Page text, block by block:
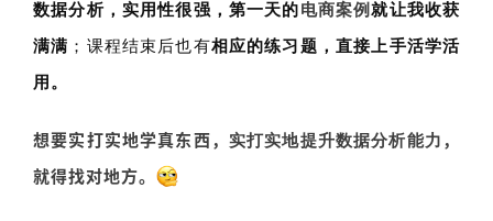
例
拆
解
操
盘
手
数据分析， 实用性很强 ，第一天的电商案例就让我收获
满满 ；课程结束后也有相应的练习题，直接上手活学活
用。
想要实打实地学真东西， 实打实地提升数据分析能力 ，
就得找对地方。